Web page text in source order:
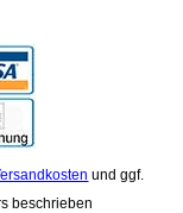
und ggf.
beschrieben